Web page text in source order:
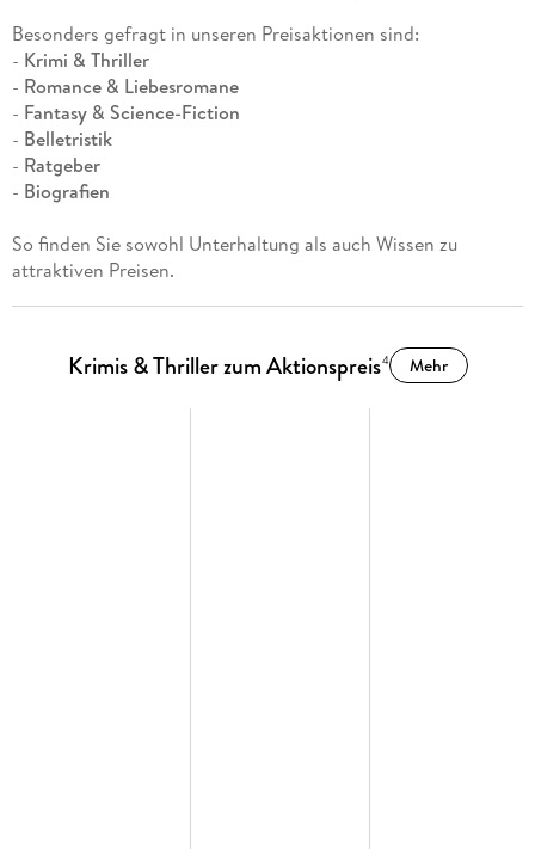
Besonders gefragt in unseren Preisaktionen sind:
- Krimi & Thriller
- Romance & Liebesromane
- Fantasy & Science-Fiction
- Belletristik
- Ratgeber
- Biografien
So finden Sie sowohl Unterhaltung als auch Wissen zu
attraktiven Preisen.
Krimis & Thriller zum Aktionspreis4 Mehr